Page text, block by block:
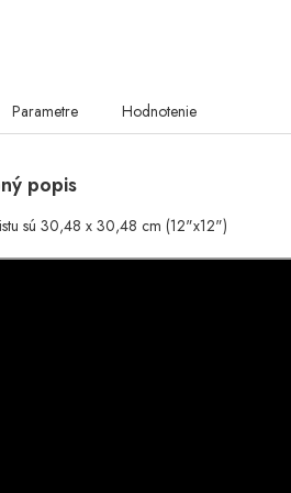
Parametre Hodnotenie
popis
sú 30,48 x 30,48 cm (12"x12")